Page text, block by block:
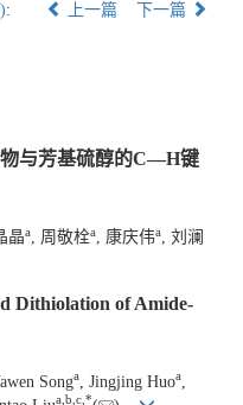
:
上一篇 下一篇
与芳基硫醇的C—H键
晶a , 周敬栓a , 康庆伟a
, 刘澜
Dithiolation of Amide-
Songa , Jingjing Huoa
a,b,c,*